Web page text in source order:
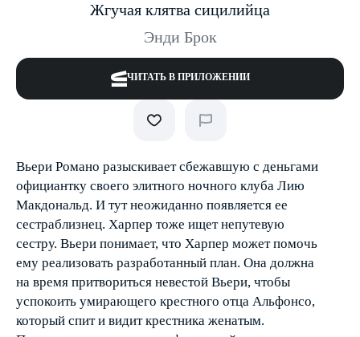
Жгучая клятва сицилийца
Энди Брок
ЧИТАТЬ В ПРИЛОЖЕНИИ
Вьери Романо разыскивает сбежавшую с деньгами
официантку своего элитного ночного клуба Лию
Макдональд. И тут неожиданно появляется ее
сестра­близнец. Харпер тоже ищет непутевую
сестру. Вьери понимает, что Харпер может помочь
ему реализовать разработанный план. Она должна
на время притвориться невестой Вьери, чтобы
успокоить умирающего крестного отца Альфонсо,
который спит и видит крестника женатым.